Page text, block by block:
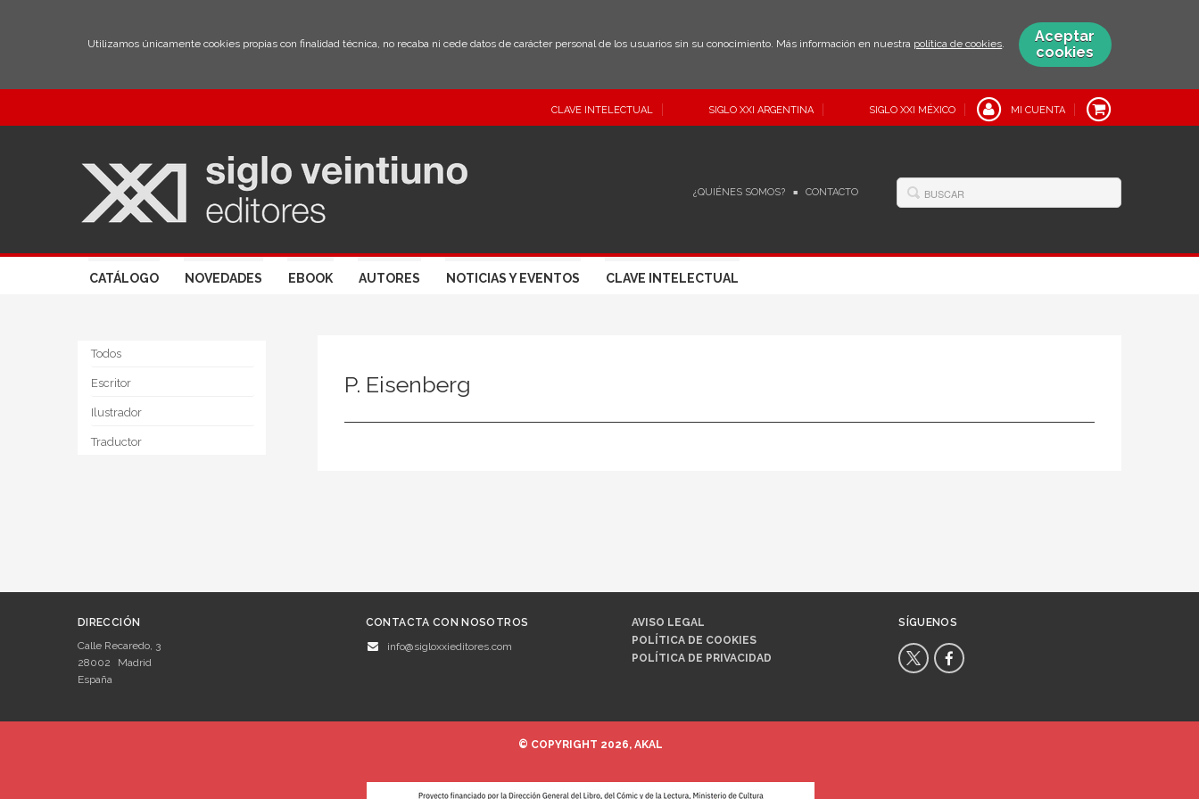
Utilizamos únicamente cookies propias con finalidad técnica, no recaba ni cede datos de carácter personal de los usuarios sin su conocimiento. Más información en nuestra política de cookies.
Aceptar
cookies
CLAVE INTELECTUAL SIGLO XXI ARGENTINA SIGLO XXI MÉXICO MI CUENTA
¿QUIÉNES SOMOS? CONTACTO
CATÁLOGO NOVEDADES EBOOK AUTORES NOTICIAS Y EVENTOS CLAVE INTELECTUAL
Todos
Escritor
Ilustrador
Traductor
P. Eisenberg
DIRECCIÓN
Calle Recaredo, 3
28002
Madrid
España
CONTACTA CON NOSOTROS
info@sigloxxieditores.com
AVISO LEGAL
POLÍTICA DE COOKIES
POLÍTICA DE PRIVACIDAD
SÍGUENOS
© COPYRIGHT 2026, AKAL